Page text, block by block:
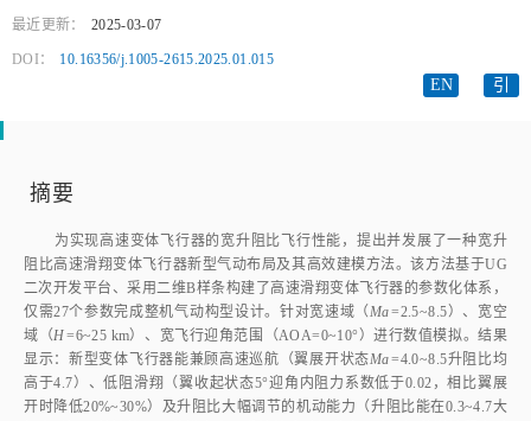
最近更新： 2025-03-07
DOI： 10.16356/j.1005-2615.2025.01.015
EN 引
摘要
为实现高速变体飞行器的宽升阻比飞行性能，提出并发展了一种宽升
阻比高速滑翔变体飞行器新型气动布局及其高效建模方法。该方法基于UG
二次开发平台、采用二维B样条构建了高速滑翔变体飞行器的参数化体系，
仅需27个参数完成整机气动构型设计。针对宽速域（Ma=2.5~8.5）、宽空
域（H=6~25 km）、宽飞行迎角范围（AOA=0~10°）进行数值模拟。结果
显示：新型变体飞行器能兼顾高速巡航（翼展开状态Ma=4.0~8.5升阻比均
高于4.7）、低阻滑翔（翼收起状态5°迎角内阻力系数低于0.02，相比翼展
开时降低20%~30%）及升阻比大幅调节的机动能力（升阻比能在0.3~4.7大